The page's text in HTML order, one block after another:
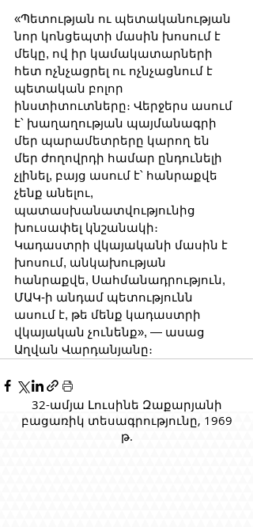
«Պետության ու պետականության
նոր կոնցեպտի մասին խոսում է
մեկը, ով իր կամակատարների
հետ ոչնչացրել ու ոչնչացնում է
պետական բոլոր
ինստիտուտները։ Վերջերս ասում
է՝ խաղաղության պայմանագրի
մեր պարամետրերը կարող են
մեր ժողովրդի համար ընդունելի
չլինել, բայց ասում է՝ հանրաքվե
չենք անելու,
պատասխանատվությունից
խուսափել կնշանակի։
Կադաստրի վկայականի մասին է
խոսում, անկախության
հանրաքվե, Սահմանադրություն,
ՄԱԿ-ի անդամ պետությունն
ասում է, թե մենք կադաստրի
վկայական չունենք», — ասաց
Աղվան Վարդանյանը։
32-ամյա Լուսինե Զաքարյանի
բացառիկ տեսագրությունը, 1969
թ.